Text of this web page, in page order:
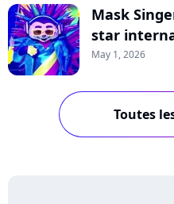
Mask
star
May 1, 2026
Toutes